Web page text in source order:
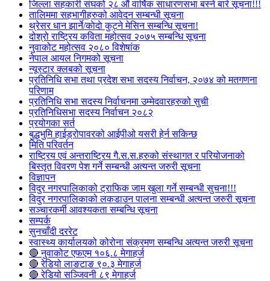
जिल्ला सहकारी संघको २८ औं वार्षिक साधारणसभा बस्ने बारे सूचना!!!
तालिममा सहभागीहरुको आवेदन सम्बन्धी सूचना
थ्रेसर धान झार्ने/काेदाे कुट्ने मेसिन सम्बन्धि सूचना!
दोश्रो राष्ट्रिय कविता महोत्सव २०७५ सम्बन्धि सूचना
नुवाकोट महोत्सव २०८० विशेषांक
नेपाल आयल निगमको सूचना
न्यूस्टार क्लबको सूचना
प्रतिनिधि सभा तथा प्रदेश सभा सदस्य निर्वाचन, २०७४ को मतगणना
परिणाम
प्रतिनिधि सभा सदस्य निर्वाचनमा उम्मेदवारहरुको सुची
प्रतिनिधिसभा सदस्य निर्वाचन २०८२
प्रयोगका सर्त
बुद्धभुमि हाईड्रोपावरको आईपीओ यसरी हेर्न सकिन्छ
मिति परिवर्तन
राष्ट्रिय एवं अन्तराष्ट्रिय गै.स.स.हरुको संस्थागत र परियोजनाको
बिस्तृत विवरण पेश गर्ने सम्बन्धी अत्यन्त जरुरी सूचना
विज्ञापन
विदुर नगरपालिकाको ट्राफिक जाम खुला गर्ने सम्बन्धी सुचना!!!
विदुर नगरपालिकाको लकडाउन पालना सम्बन्धी अत्यन्त जरुरी सूचना
सञ्चारकर्मी आवश्यकता सम्बन्धि सूचना
सम्पर्क
सुनचाँदी दररेट
स्वास्थ्य कार्यालयको कोरोना संक्रमण सम्बन्धि अत्यन्त जरुरी सूचना
🔴 नुवाकोट एफएम १०६.८ मेगाहर्ज
🔴 रेडियो लाङटाङ ९०.३ मेगाहर्ज
🔴 रेडियो सञ्जिवनी ८९ मेगाहर्ज